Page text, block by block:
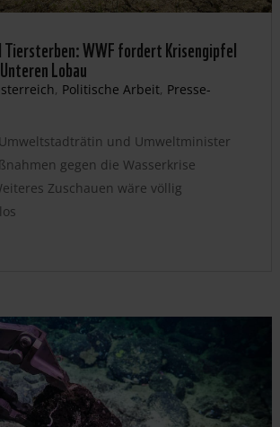
Tiersterben: WWF fordert Krisengipfel
Lobau
, Politische Arbeit, Presse-
und Umweltminister
gegen die Wasserkrise
Zuschauen wäre völlig